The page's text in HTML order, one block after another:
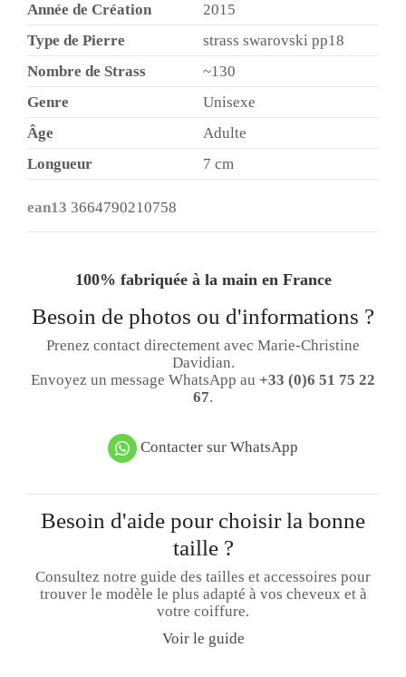
Année de Création
2015
Type de Pierre
strass swarovski pp18
Nombre de Strass
~130
Genre
Unisexe
Âge
Adulte
Longueur
7 cm
ean13 3664790210758
100% fabriquée à la main en France
Besoin de photos ou d'informations ?
Prenez contact directement avec Marie-Christine
Davidian.
Envoyez un message WhatsApp au +33 (0)6 51 75 22
67.
Contacter sur WhatsApp
Besoin d'aide pour choisir la bonne
taille ?
Consultez notre guide des tailles et accessoires pour
trouver le modèle le plus adapté à vos cheveux et à
votre coiffure.
Voir le guide